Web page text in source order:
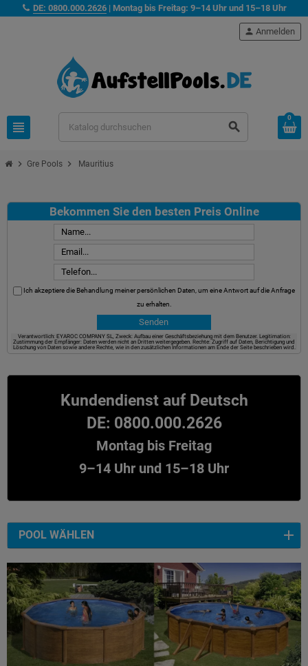
DE: 0800.000.2626| Montag bis Freitag: 9–14 Uhr und 15–18 Uhr
view_headline search
person Anmelden
0
chevron_right Gre Pools chevron_right Mauritius
Bekommen Sie den besten Preis Online
Ich akzeptiere die Behandlung meiner persönlichen Daten, um eine Antwort auf die Anfrage
zu erhalten.
Verantwortlich: EYAROC COMPANY SL, Zweck: Aufbau einer Geschäftsbeziehung mit dem Benutzer. Legitimation:
Zustimmung der Empfänger: Daten werden nicht an Dritten weitergegeben. Rechte: Zugriff auf Daten, Berichtigung und
Löschung von Daten sowie andere Rechte, wie in den zusätzlichen Informationen am Ende der Seite beschrieben wird.
Kundendienst auf Deutsch
DE: 0800.000.2626
Montag bis Freitag
9–14 Uhr und 15–18 Uhr
POOL WÄHLEN